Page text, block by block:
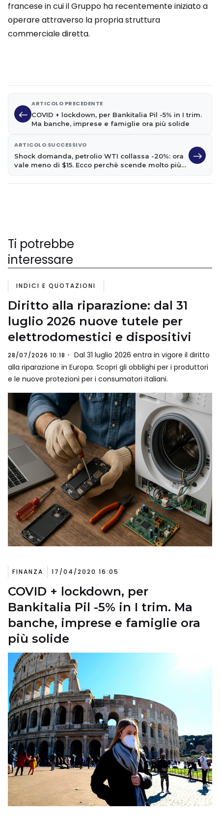
francese in cui il Gruppo ha recentemente iniziato a
operare attraverso la propria struttura
commerciale diretta.
ARTICOLO PRECEDENTE
COVID + lockdown, per Bankitalia Pil -5% in I trim.
Ma banche, imprese e famiglie ora più solide
ARTICOLO SUCCESSIVO
Shock domanda, petrolio WTI collassa -20%: ora
vale meno di $15. Ecco perchè scende molto più
Ti potrebbe
interessare
INDICI E QUOTAZIONI
Diritto alla riparazione: dal 31
luglio 2026 nuove tutele per
elettrodomestici e dispositivi
28/07/2026 10:18
Dal 31 luglio 2026 entra in vigore il diritto
alla riparazione in Europa. Scopri gli obblighi per i produttori
e le nuove protezioni per i consumatori italiani.
FINANZA 17/04/2020 16:05
COVID + lockdown, per
Bankitalia Pil -5% in I trim. Ma
banche, imprese e famiglie ora
più solide